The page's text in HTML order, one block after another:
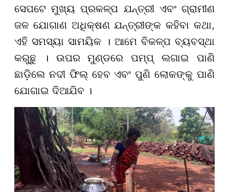
ସେପଟେ ମୁଖ୍ୟ ପ୍ରକଳ୍ପ ଯନ୍ତ୍ରୀ ଏବଂ ଗ୍ରାମୀଣ
ଜଳ ଯୋଗାଣ ଅଧିକ୍ଷଣ ଯନ୍ତ୍ରୀଙ୍କ କହିବା କଥା,
ଏହି ସମସ୍ୟା ସାମୟିକ । ଆମେ ବିକଳ୍ପ ବ୍ୟବସ୍ଥା
କରୁଛୁ । ଉପର ମୁଣ୍ଡରେ ପମ୍ପ୍ ଲଗାଇ ପାଣି
ଛାଡ଼ିଲେ ନଦୀ ଫିଲ୍ ହେବ ଏବଂ ପୁଣି ଲୋକଙ୍କୁ ପାଣି
ଯୋଗାଇ ଦିଆଯିବ ।